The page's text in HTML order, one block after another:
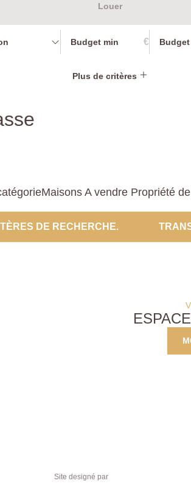
Louer
€
Plus de critères
A vendre Propriété
DE RECHERCHE.
Site designé par